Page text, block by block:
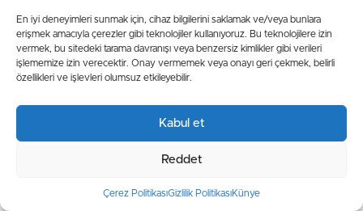
En iyi deneyimleri sunmak için, cihaz bilgilerini saklamak ve/veya bunlara
erişmek amacıyla çerezler gibi teknolojiler kullanıyoruz. Bu teknolojilere izin
vermek, bu sitedeki tarama davranışı veya benzersiz kimlikler gibi verileri
işlememize izin verecektir. Onay vermemek veya onayı geri çekmek, belirli
özellikleri ve işlevleri olumsuz etkileyebilir.
Kabul et
Reddet
Çerez PolitikasıGizlilik PolitikasıKünye
AK Parti ve MHP milletvekilleri ile Kayserispor